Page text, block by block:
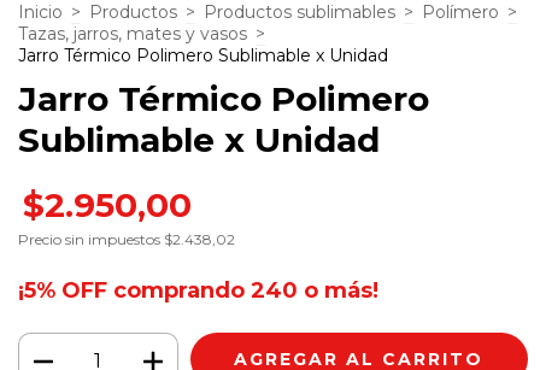
Inicio > Productos > Productos sublimables > Polímero >
Tazas, jarros, mates y vasos >
Jarro Térmico Polimero Sublimable x Unidad
Jarro Térmico Polimero
Sublimable x Unidad
$2.950,00
Precio sin impuestos $2.438,02
¡5% OFF comprando 240 o más!